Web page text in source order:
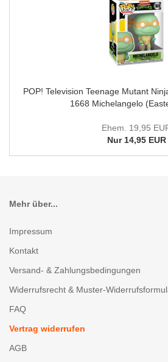
POP! Television Teenage Mutant
1668 Michelangelo
Ehem. 19,95
Nur 14,95 EUR
Mehr über...
Impressum
Kontakt
Versand- & Zahlungsbedingungen
Widerrufsrecht & Muster-
FAQ
Vertrag widerrufen
AGB